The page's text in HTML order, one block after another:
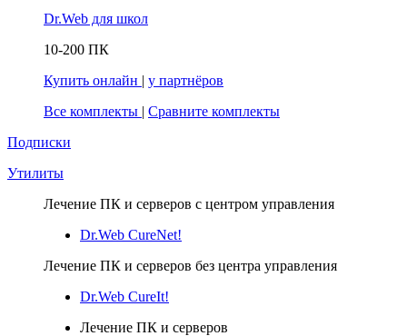
Dr.Web для школ
10-200 ПК
Купить онлайн | у партнёров
Все комплекты | Сравните комплекты
Подписки
Утилиты
Лечение ПК и серверов с центром управления
Dr.Web CureNet!
Лечение ПК и серверов без центра управления
Dr.Web CureIt!
Лечение ПК и серверов